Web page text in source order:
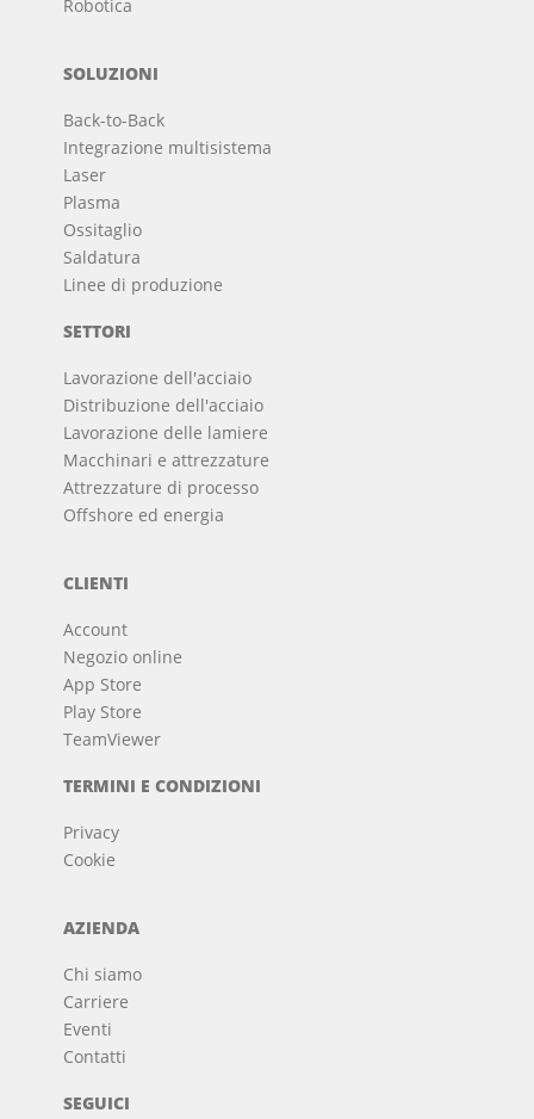
Robotica
SOLUZIONI
Back-to-Back
Integrazione multisistema
Laser
Plasma
Ossitaglio
Saldatura
Linee di produzione
SETTORI
Lavorazione dell'acciaio
Distribuzione dell'acciaio
Lavorazione delle lamiere
Macchinari e attrezzature
Attrezzature di processo
Offshore ed energia
CLIENTI
Account
Negozio online
App Store
Play Store
TeamViewer
TERMINI E CONDIZIONI
Privacy
Cookie
AZIENDA
Chi siamo
Carriere
Eventi
Contatti
SEGUICI